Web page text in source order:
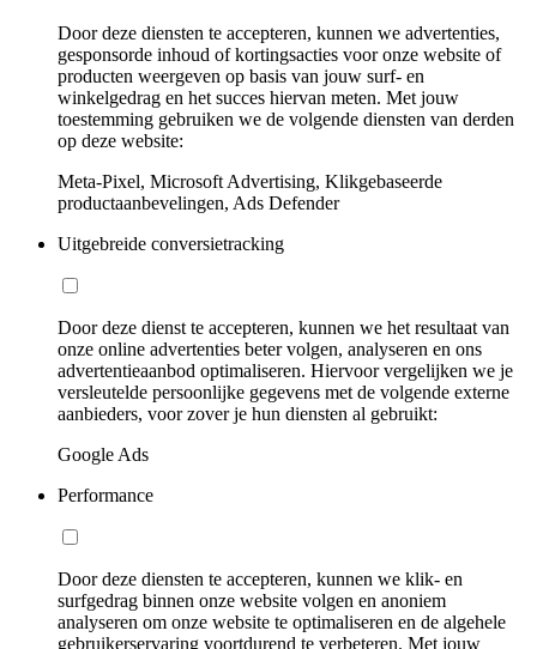
Door deze diensten te accepteren, kunnen we advertenties,
gesponsorde inhoud of kortingsacties voor onze website of
producten weergeven op basis van jouw surf- en
winkelgedrag en het succes hiervan meten. Met jouw
toestemming gebruiken we de volgende diensten van derden
op deze website:
Meta-Pixel, Microsoft Advertising, Klikgebaseerde
productaanbevelingen, Ads Defender
Uitgebreide conversietracking
Door deze dienst te accepteren, kunnen we het resultaat van
onze online advertenties beter volgen, analyseren en ons
advertentieaanbod optimaliseren. Hiervoor vergelijken we je
versleutelde persoonlijke gegevens met de volgende externe
aanbieders, voor zover je hun diensten al gebruikt:
Google Ads
Performance
Door deze diensten te accepteren, kunnen we klik- en
surfgedrag binnen onze website volgen en anoniem
analyseren om onze website te optimaliseren en de algehele
gebruikerservaring voortdurend te verbeteren. Met jouw